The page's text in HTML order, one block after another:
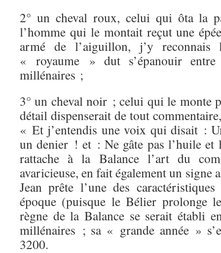
2° un cheval roux, celui qui ôta la
l’homme qui le montait reçut une
armé de l’aiguillon, j’y
« royaume » dut s’épanouir
millénaires ;
3° un cheval noir ; celui qui le monte
détail dispenserait de tout
« Et j’entendis une voix qui disait :
un denier ! et : Ne gâte pas l’huile
rattache à la Balance l’art du
avaricieuse, en fait également un signe
Jean prête l’une des
époque (puisque le Bélier prolonge
règne de la Balance se serait établi
millénaires ; sa « grande année »
3200.